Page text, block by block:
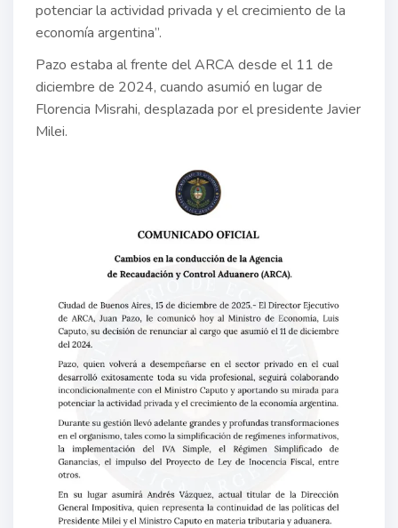
potenciar la actividad privada y el crecimiento de la
economía argentina”.
Pazo estaba al frente del ARCA desde el 11 de
diciembre de 2024, cuando asumió en lugar de
Florencia Misrahi, desplazada por el presidente Javier
Milei.